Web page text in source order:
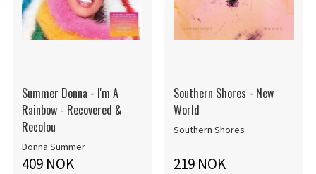
Summer Donna - I'm A
Rainbow - Recovered &
Recolou
Donna Summer
409 NOK
Southern Shores - New
World
Southern Shores
219 NOK